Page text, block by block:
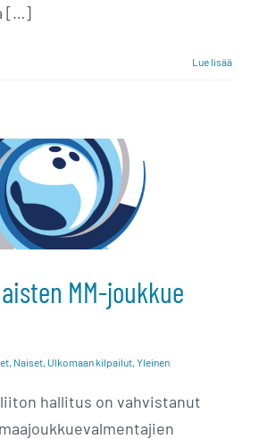
[…]
Lue lisää
Miesten ja
naisten MM-
valittu
MM-joukkue
, Naiset, Ulkomaan kilpailut, Yleinen
hallitus on vahvistanut